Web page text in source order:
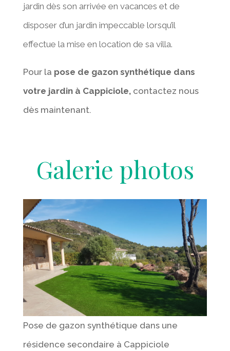
jardin dès son arrivée en vacances et de
disposer d’un jardin impeccable lorsqu’il
effectue la mise en location de sa villa.
Pour la pose de gazon synthétique dans
votre jardin à Cappiciole, contactez nous
dès maintenant.
Galerie photos
Pose de gazon synthétique dans une
résidence secondaire à Cappiciole